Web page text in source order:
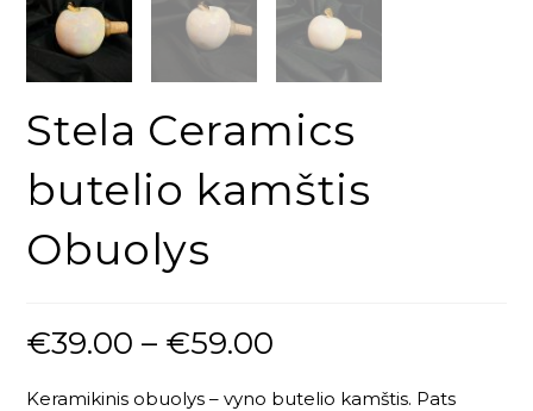
Stela Ceramics
butelio kamštis
Obuolys
€39.00 – €59.00
Keramikinis obuolys – vyno butelio kamštis. Pats